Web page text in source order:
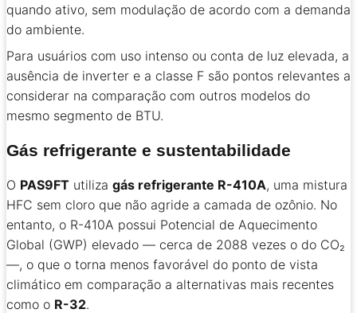
quando ativo, sem modulação de acordo com a demanda
do ambiente.
Para usuários com uso intenso ou conta de luz elevada, a
ausência de inverter e a classe F são pontos relevantes a
considerar na comparação com outros modelos do
mesmo segmento de BTU.
Gás refrigerante e sustentabilidade
O PAS9FT utiliza gás refrigerante R-410A, uma mistura
HFC sem cloro que não agride a camada de ozônio. No
entanto, o R-410A possui Potencial de Aquecimento
Global (GWP) elevado — cerca de 2088 vezes o do CO₂
—, o que o torna menos favorável do ponto de vista
climático em comparação a alternativas mais recentes
como o R-32.